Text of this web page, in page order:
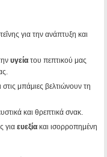
για την ανάπτυξη και
υγεία του πεπτικού μας
στις μπάμιες βελτιώνουν τη
και θρεπτικά σνακ.
για ευεξία και ισορροπημένη